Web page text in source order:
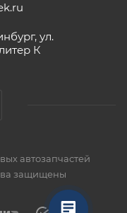
ул.
К
автозапчастей
защищены